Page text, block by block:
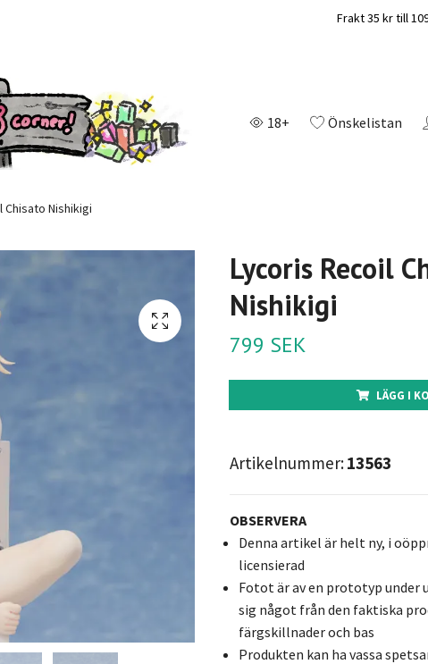
Frakt 35 kr till
18+ Önskelistan
Chisato Nishikigi
Lycoris Recoil
Nishikigi
799 SEK
LÄGG I
Artikelnummer:13563
OBSERVERA
Denna artikel är helt ny, i
licensierad
Fotot är av en prototyp under
sig något från den faktiska
färgskillnader och bas
Produkten kan ha vassa